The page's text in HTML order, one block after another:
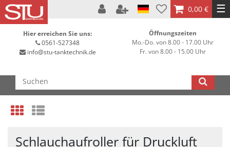
0,00 € ☰
Hier erreichen Sie uns:
0561-527348
info@stu-tanktechnik.de
Öffnungszeiten
Mo.-Do. von 8.00 - 17.00 Uhr
Fr. von 8.00 - 15.00 Uhr
Schlauchaufroller für Druckluft